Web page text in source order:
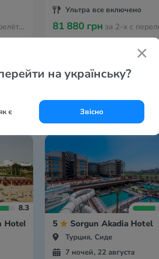
на українську?
є Звісно
Варшавы
Ультра все включено
81 880 грн за 2-х с перелётом из
8.3
Hotel 5 Sorgun Akadia Hotel
Турция, Сиде
7 ночей, 22 августа